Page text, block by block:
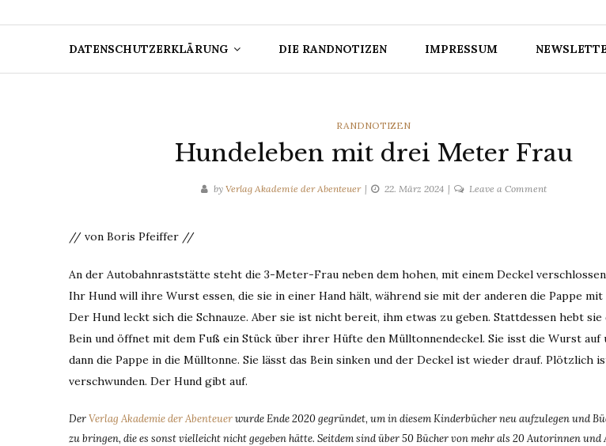
DATENSCHUTZERKLÄRUNG DIE RANDNOTIZEN IMPRESSUM
CATEGORIES
RANDNOTIZEN
Hundeleben mit drei Meter Frau
by Verlag Akademie der Abenteuer 22. März 2024 Leave a Commenton
Frau
// von Boris Pfeiffer //
An der Autobahnraststätte steht die 3-Meter-Frau neben dem hohen, mit einem Deckel
Ihr Hund will ihre Wurst essen, die sie in einer Hand hält, während sie mit der anderen die Pappe mit
Der Hund leckt sich die Schnauze. Aber sie ist nicht bereit, ihm etwas zu geben. Stattdessen hebt
Bein und öffnet mit dem Fuß ein Stück über ihrer Hüfte den Mülltonnendeckel. Sie isst die Wurst
dann die Pappe in die Mülltonne. Sie lässt das Bein sinken und der Deckel ist wieder drauf. Plötzlich
verschwunden. Der Hund gibt auf.
DerVerlag Akademie der Abenteuerwurde Ende 2020 gegründet, um in diesem Kinderbücher neu aufzulegen und
zu bringen, die es sonst vielleicht nicht gegeben hätte. Seitdem sind über 50 Bücher von mehr als 20 Autorinnen und